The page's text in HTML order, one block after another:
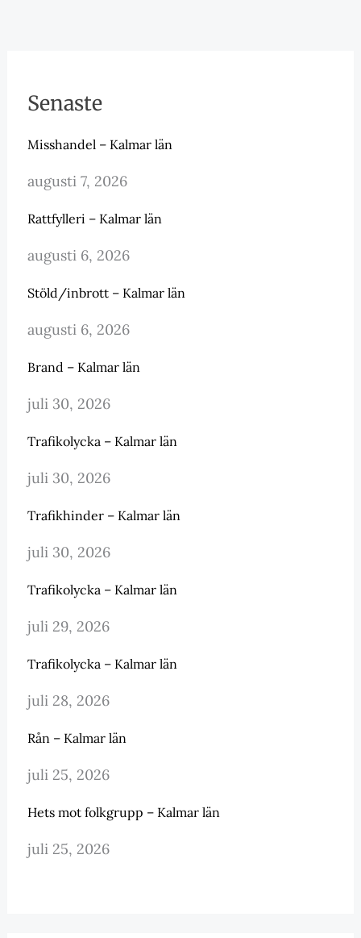
Senaste
Misshandel – Kalmar län
augusti 7, 2026
Rattfylleri – Kalmar län
augusti 6, 2026
Stöld/inbrott – Kalmar län
augusti 6, 2026
Brand – Kalmar län
juli 30, 2026
Trafikolycka – Kalmar län
juli 30, 2026
Trafikhinder – Kalmar län
juli 30, 2026
Trafikolycka – Kalmar län
juli 29, 2026
Trafikolycka – Kalmar län
juli 28, 2026
Rån – Kalmar län
juli 25, 2026
Hets mot folkgrupp – Kalmar län
juli 25, 2026